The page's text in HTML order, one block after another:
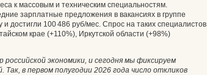
к массовым и техническим специальностям.
зарплатные предложения в вакансиях в группе
достигли 100 486 руб/мес. Спрос на таких специалистов
крае (+110%), Иркутской области (+98%)
экономики, и сегодня мы фиксируем
в первом полугодии 2026 года число откликов